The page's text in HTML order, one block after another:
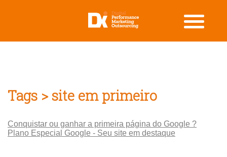
Tags > site em primeiro
Conquistar ou ganhar a primeira página do Google ?
Plano Especial Google - Seu site em destaque